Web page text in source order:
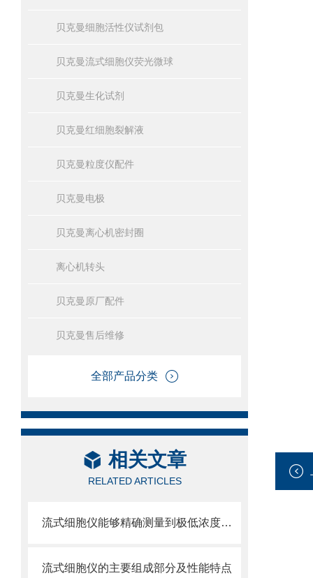
贝克曼细胞活性仪试剂包
贝克曼流式细胞仪荧光微球
贝克曼生化试剂
贝克曼红细胞裂解液
贝克曼粒度仪配件
贝克曼电极
贝克曼离心机密封圈
离心机转头
贝克曼原厂配件
贝克曼售后维修
全部产品分类
相关文章
RELATED ARTICLES
流式细胞仪能够精确测量到极低浓度的标记物
流式细胞仪的主要组成部分及性能特点